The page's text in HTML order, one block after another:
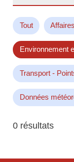
Tout
Environnement
Transport -
Données
0 résultats